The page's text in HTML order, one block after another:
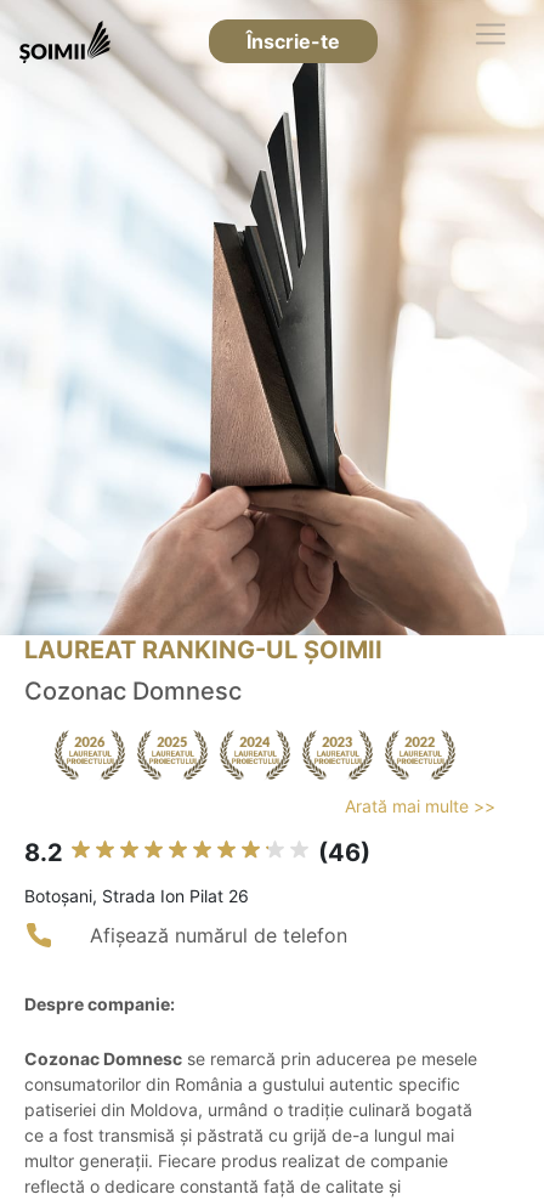
Înscrie-te
LAUREAT RANKING-UL ȘOIMII
Cozonac Domnesc
Arată mai multe >>
8.2 (46)
Botoşani, Strada Ion Pilat 26
Afișează numărul de telefon
Despre companie:
Cozonac Domnesc se remarcă prin aducerea pe mesele
consumatorilor din România a gustului autentic specific
patiseriei din Moldova, urmând o tradiție culinară bogată
ce a fost transmisă și păstrată cu grijă de-a lungul mai
multor generații. Fiecare produs realizat de companie
reflectă o dedicare constantă față de calitate și